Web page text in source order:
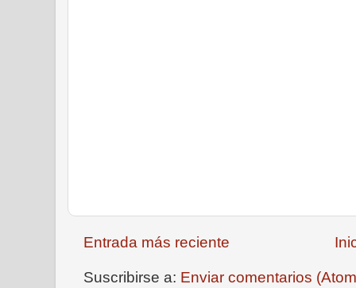
Entrada más reciente
Suscribirse a: Enviar comentarios